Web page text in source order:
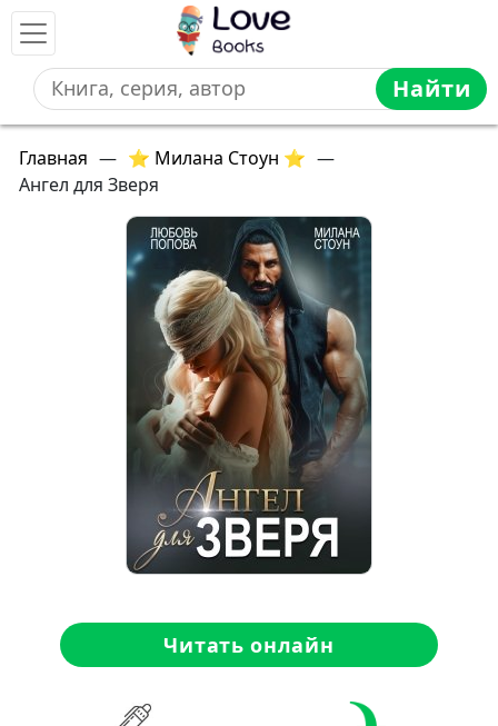
Найти
Главная — ⭐ Милана Стоун ⭐ —
Ангел для Зверя
Читать онлайн